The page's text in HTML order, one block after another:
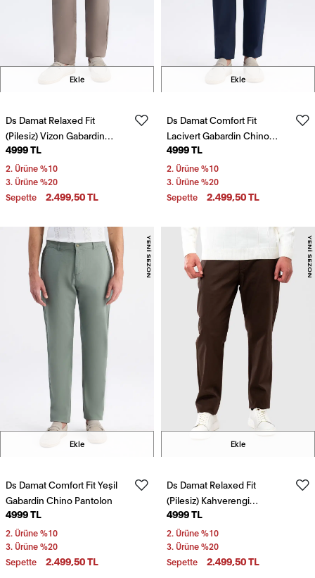
Ekle
Ds Damat Relaxed Fit
(Pilesiz) Vizon Gabardin
Chino Pantolon
4999 TL
2. Ürüne %10
3. Ürüne %20
Sepette
2.499,50 TL
Ekle
Ds Damat Comfort Fit
Lacivert Gabardin Chino
Pantolon
4999 TL
2. Ürüne %10
3. Ürüne %20
Sepette
2.499,50 TL
Ekle
Ds Damat Comfort Fit Yeşil
Gabardin Chino Pantolon
4999 TL
2. Ürüne %10
3. Ürüne %20
Sepette
2.499,50 TL
Ekle
Ds Damat Relaxed Fit
(Pilesiz) Kahverengi
Gabardin Chino Pantolon
4999 TL
2. Ürüne %10
3. Ürüne %20
Sepette
2.499,50 TL